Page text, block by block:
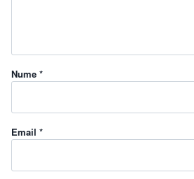
Nume *
Email *